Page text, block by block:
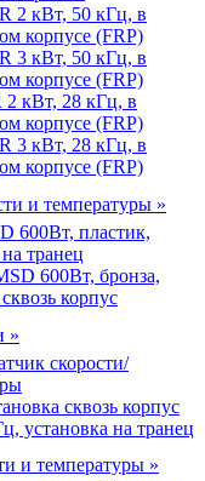
2 кВт, 50 кГц, в
корпусе (FRP)
3 кВт, 50 кГц, в
корпусе (FRP)
кВт, 28 кГц, в
корпусе (FRP)
3 кВт, 28 кГц, в
корпусе (FRP)
и температуры »
600Вт, пластик,
транец
600Вт, бронза,
корпус
»
скорости/
сквозь корпус
установка на транец
и температуры »